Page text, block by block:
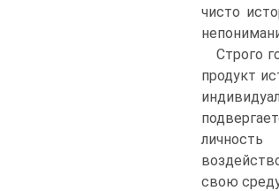
чисто
Строго
продукт
свою